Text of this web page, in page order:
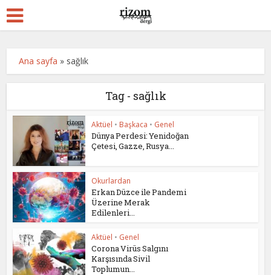
Ana sayfa » sağlık
Tag - sağlık
Aktüel • Başkaca • Genel
Dünya Perdesi: Yenidoğan
Çetesi, Gazze, Rusya...
Okurlardan
Erkan Düzce ile Pandemi
Üzerine Merak
Edilenleri...
Aktüel • Genel
Corona Virüs Salgını
Karşısında Sivil
Toplumun...